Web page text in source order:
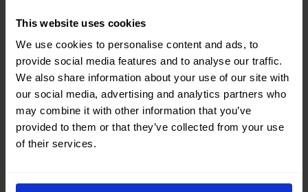
This website uses cookies
We use cookies to personalise content and ads, to
provide social media features and to analyse our traffic.
We also share information about your use of our site with
our social media, advertising and analytics partners who
may combine it with other information that you’ve
provided to them or that they’ve collected from your use
of their services.
No dispongo de tarjeta de crédito...
¿Puedo alquilar un coche OKM
Mobility Plus?
¿Cuáles son los requisitos mínimos
para alquilar un vehículo Plus?